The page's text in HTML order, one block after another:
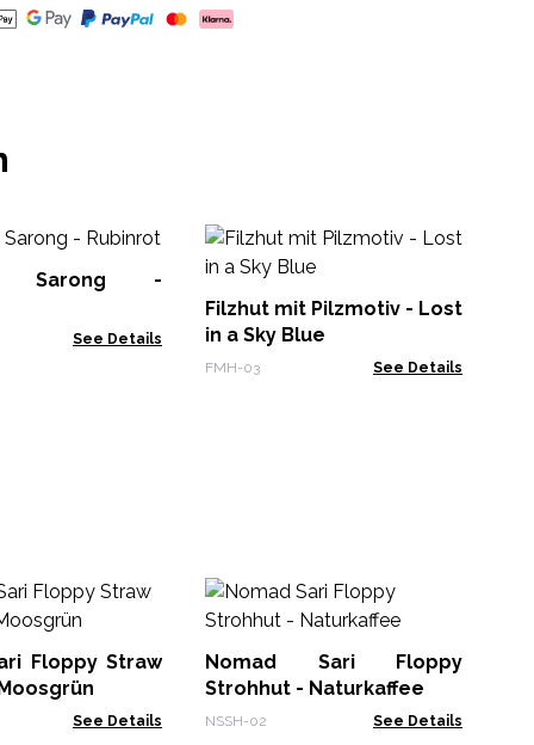
Sarong -
See Details
Filzhut mit Pilzmotiv - Lost
in a Sky Blue
FMH-03 See Details
Floppy Straw
See Details
Nomad Sari Floppy
Strohhut - Naturkaffee
NSSH-02 See Details